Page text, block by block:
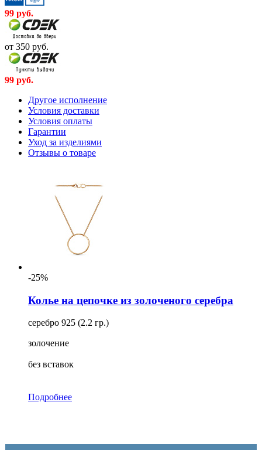
99 руб.
от 350 руб.
99 руб.
Другое исполнение
Условия доставки
Условия оплаты
Гарантии
Уход за изделиями
Отзывы о товаре
-25%
Колье на цепочке из золоченого серебра
серебро 925 (2.2 гр.)
золочение
без вставок
Подробнее